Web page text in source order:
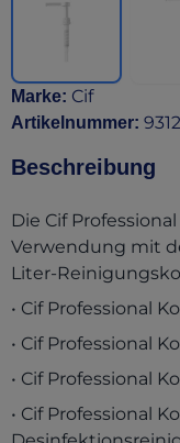
Marke: Cif
Artikelnummer:
Beschreibung
Die Cif
Verwendung mit
Liter-
• Cif Professional
• Cif Professional
• Cif Professional
• Cif Professional